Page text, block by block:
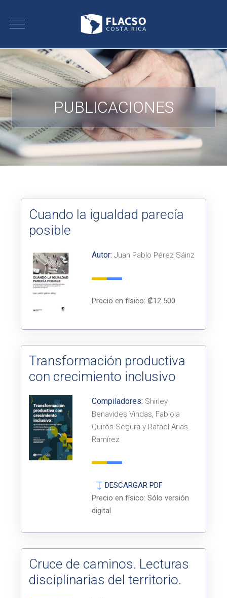
PUBLICACIONES
Cuando la igualdad parecía
posible
Autor: Juan Pablo Pérez Sáinz
Precio en físico: ₡12 500
Transformación productiva
con crecimiento inclusivo
Compiladores: Shirley
Benavides Vindas, Fabiola
Quirós Segura y Rafael Arias
Ramírez
DESCARGAR PDF
Precio en físico: Sólo versión
digital
Cruce de caminos. Lecturas
disciplinarias del territorio.